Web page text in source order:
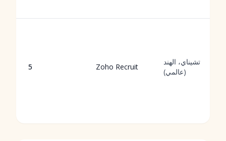
5 Zoho Recruit
تشيناي، الهند
(عالمي)